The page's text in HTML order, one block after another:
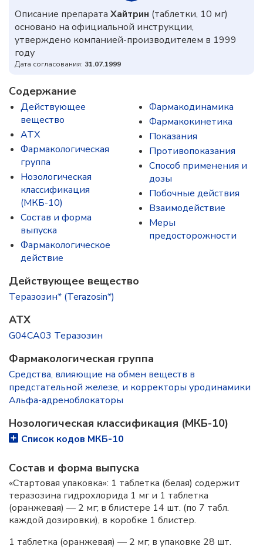
Описание препарата Хайтрин (таблетки, 10 мг)
основано на официальной инструкции,
утверждено компанией-производителем в 1999
году
Дата согласования: 31.07.1999
Содержание
Действующее
вещество
ATX
Фармакологическая
группа
Нозологическая
классификация
(МКБ-10)
Состав и форма
выпускa
Фармакологическое
действие
Фармакодинамика
Фармакокинетика
Показания
Противопоказания
Способ применения и
дозы
Побочные действия
Взаимодействие
Меры
предосторожности
Действующее вещество
Теразозин* (Terazosin*)
ATX
G04CA03 Теразозин
Фармакологическая группа
Средства, влияющие на обмен веществ в
предстательной железе, и корректоры уродинамики
Альфа-адреноблокаторы
Нозологическая классификация (МКБ-10)
Список кодов МКБ-10
Состав и форма выпускa
«Стартовая упаковка»: 1 таблетка (белая) содержит
теразозина гидрохлорида 1 мг и 1 таблетка
(оранжевая) — 2 мг; в блистере 14 шт. (по 7 табл.
каждой дозировки), в коробке 1 блистер.
1 таблетка (оранжевая) — 2 мг; в упаковке 28 шт.